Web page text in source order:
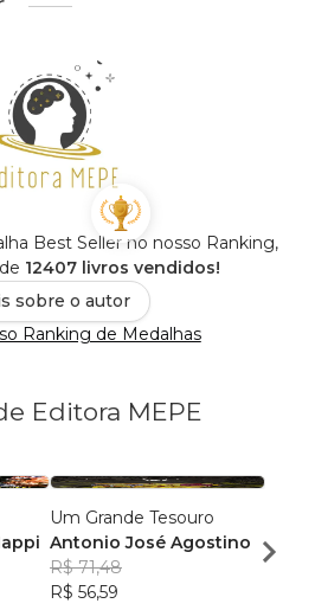
Best Seller no nosso Ranking,
12407 livros vendidos!
sobre o autor
Ranking de Medalhas
Editora MEPE
Um Grande Tesouro
Antonio José Agostino
R$ 71,48
R$ 56,59
R$